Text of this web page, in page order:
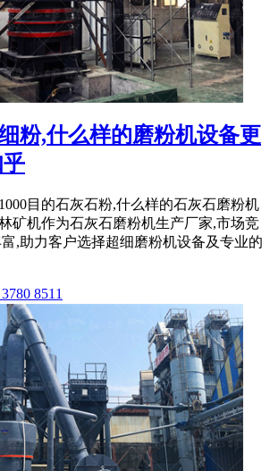
粉,什么样的磨粉机设备更
目的石灰石粉,什么样的石灰石磨粉机
矿机作为石灰石磨粉机生产厂家,市场竞
,助力客户选择超细磨粉机设备及专业的
8511